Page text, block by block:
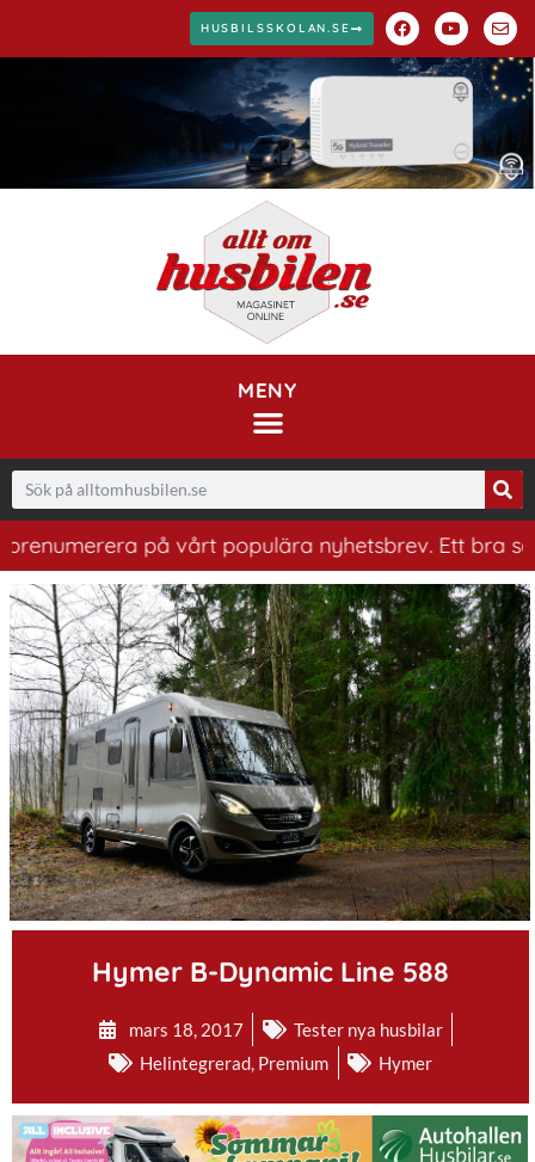
HUSBILSSKOLAN.SE
MENY
på vårt populära nyhetsbrev. Ett bra sätt att
.
Hymer B-Dynamic Line 588
mars 18, 2017
Tester nya husbilar
Helintegrerad, Premium Hymer